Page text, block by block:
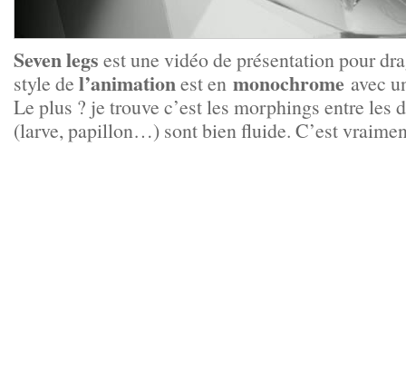
Seven legs est une vidéo de présentation pour
style de l’animationest en monochrome avec
Le plus ? je trouve c’est les morphings entre les
(larve, papillon…) sont bien fluide. C’est